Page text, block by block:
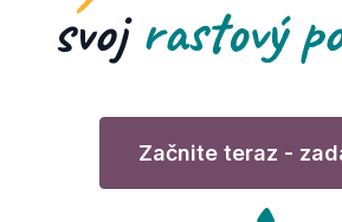
svojrastový
Začnite teraz -